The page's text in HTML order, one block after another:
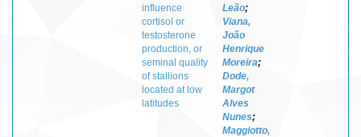
influence
cortisol or
testosterone
production, or
seminal quality
of stallions
located at low
latitudes
Leão;
Viana,
João
Henrique
Moreira;
Dode,
Margot
Alves
Nunes;
Maggiotto,